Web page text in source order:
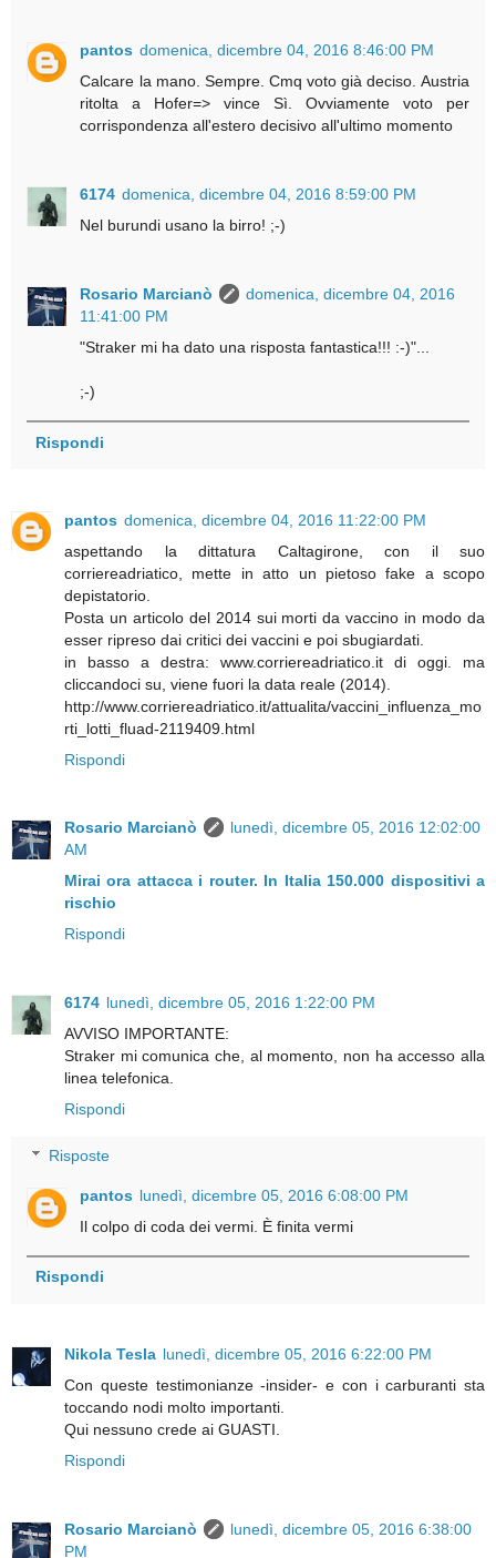
pantos domenica, dicembre 04, 2016 8:46:00 PM
Calcare la mano. Sempre. Cmq voto già deciso. Austria
ritolta a Hofer=> vince Sì. Ovviamente voto per
corrispondenza all'estero decisivo all'ultimo momento
6174 domenica, dicembre 04, 2016 8:59:00 PM
Nel burundi usano la birro! ;-)
Rosario Marcianò
domenica, dicembre 04, 2016
11:41:00 PM
"Straker mi ha dato una risposta fantastica!!! :-)"...
;-)
Rispondi
pantos domenica, dicembre 04, 2016 11:22:00 PM
aspettando la dittatura Caltagirone, con il suo
corriereadriatico, mette in atto un pietoso fake a scopo
depistatorio.
Posta un articolo del 2014 sui morti da vaccino in modo da
esser ripreso dai critici dei vaccini e poi sbugiardati.
in basso a destra: www.corriereadriatico.it di oggi. ma
cliccandoci su, viene fuori la data reale (2014).
http://www.corriereadriatico.it/attualita/vaccini_influenza_mo
rti_lotti_fluad-2119409.html
Rispondi
Rosario Marcianò
lunedì, dicembre 05, 2016 12:02:00
AM
Mirai ora attacca i router. In Italia 150.000 dispositivi a
rischio
Rispondi
6174 lunedì, dicembre 05, 2016 1:22:00 PM
AVVISO IMPORTANTE:
Straker mi comunica che, al momento, non ha accesso alla
linea telefonica.
Rispondi
Risposte
pantos lunedì, dicembre 05, 2016 6:08:00 PM
Il colpo di coda dei vermi. È finita vermi
Rispondi
Nikola Tesla lunedì, dicembre 05, 2016 6:22:00 PM
Con queste testimonianze -insider- e con i carburanti sta
toccando nodi molto importanti.
Qui nessuno crede ai GUASTI.
Rispondi
Rosario Marcianò
lunedì, dicembre 05, 2016 6:38:00
PM